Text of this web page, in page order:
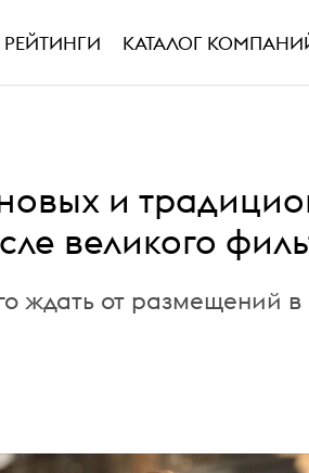
РЕЙТИНГИ КАТАЛОГ
и
великого
ждать от размещений в